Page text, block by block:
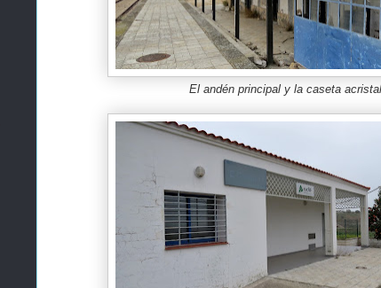
El andén principal y la caseta